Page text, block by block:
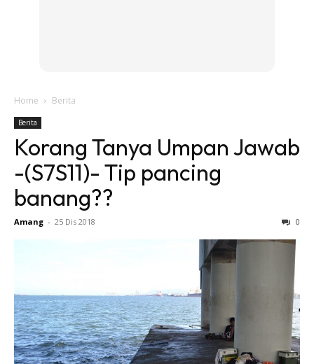
Home Berita
Berita
Korang Tanya Umpan Jawab
-(S7S11)- Tip pancing
banang??
Amang - 25 Dis 2018 0